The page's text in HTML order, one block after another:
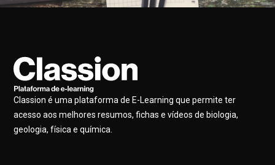
Classion é uma plataforma de E-Learning que permite ter
acesso aos melhores resumos, fichas e vídeos de biologia,
geologia, física e química.